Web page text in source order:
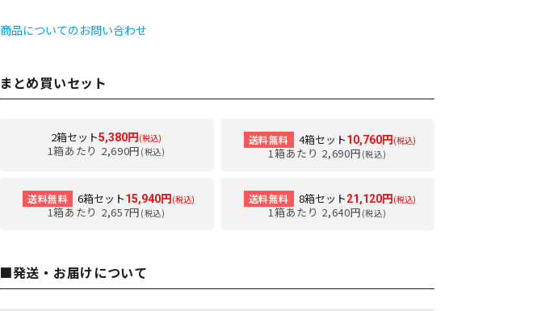
商品についてのお問い合わせ
まとめ買いセット
2箱セット5,380円 (税込)
1箱あたり 2,690円 (税込)
送料無料 4箱セット10,760円 (税込)
1箱あたり 2,690円 (税込)
送料無料 6箱セット15,940円 (税込)
1箱あたり 2,657円 (税込)
送料無料 8箱セット21,120円 (税込)
1箱あたり 2,640円 (税込)
■発送・お届けについて